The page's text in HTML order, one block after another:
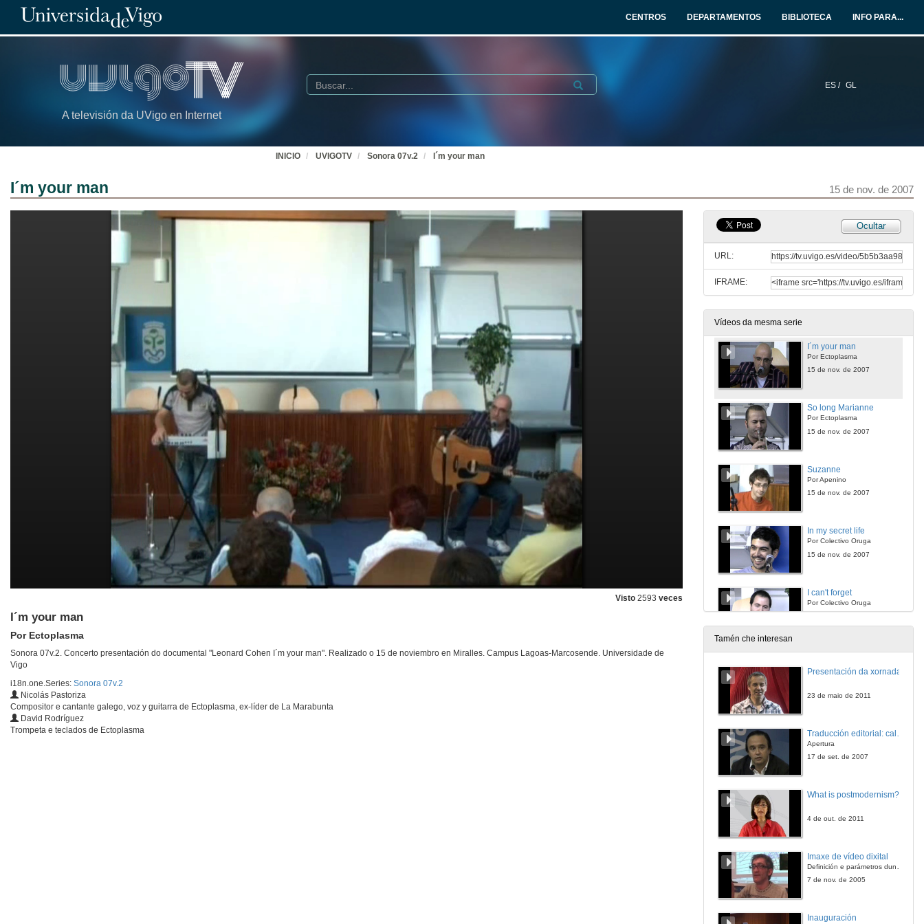
CENTROS DEPARTAMENTOS BIBLIOTECA INFO PARA...
A televisión da UVigo en Internet
ES / GL
Buscar Submit
INICIO UVIGOTV Sonora 07v.2 I´m your man
I´m your man 15 de nov. de 2007
Visto 2593 veces
I´m your man
Por Ectoplasma
Sonora 07v.2. Concerto presentación do documental "Leonard Cohen I´m your man". Realizado o 15 de noviembro en Miralles. Campus Lagoas-Marcosende. Universidade de
Vigo
i18n.one.Series: Sonora 07v.2
Nicolás Pastoriza
Compositor e cantante galego, voz y guitarra de Ectoplasma, ex-líder de La Marabunta
David Rodríguez
Trompeta e teclados de Ectoplasma
Ocultar
URL:
IFRAME:
Vídeos da mesma serie
Presentación de concertos
15 de nov. de 2007
I´m your man
Por Ectoplasma
15 de nov. de 2007
So long Marianne
Por Ectoplasma
15 de nov. de 2007
Suzanne
Por Apenino
15 de nov. de 2007
In my secret life
Por Colectivo Oruga
15 de nov. de 2007
I can't forget
Por Colectivo Oruga
Tamén che interesan
Presentación da xornada
23 de maio de 2011
Apertura
17 de set. de 2007
What is postmodernism?
4 de out. de 2011
Imaxe de vídeo dixital
Definición e parámetros dunha imaxe dixital. Resolución e Aspecto. Profundidade da cor. Compresión. Frame por segundo. Entrelazado. Campos, cadros
7 de nov. de 2005
Inauguración